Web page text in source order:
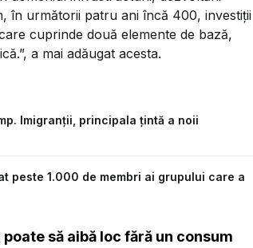
în următorii patru ani încă 400, investiții
cuprinde două elemente de bază,
a mai adăugat acesta.
Imigranții, principala țintă a noii
peste 1.000 de membri ai grupului care a
să aibă loc fără un consum